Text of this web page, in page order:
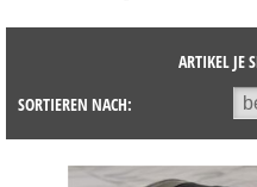
ARTIKEL JE
SORTIEREN NACH: